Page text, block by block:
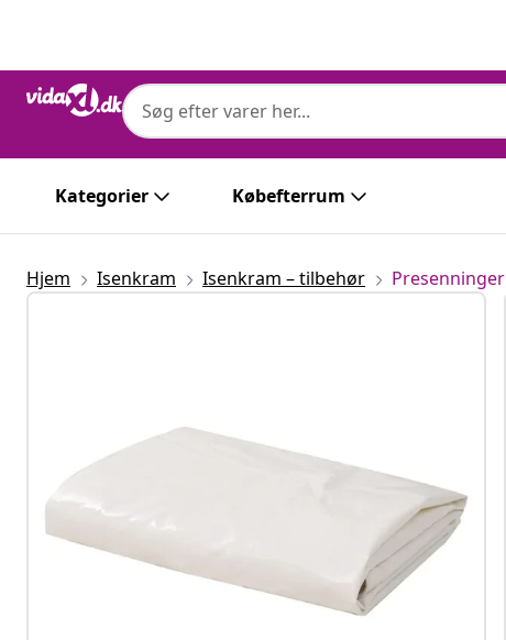
Kategorier Købefterrum
Hjem Isenkram Isenkram – tilbehør Presenninger